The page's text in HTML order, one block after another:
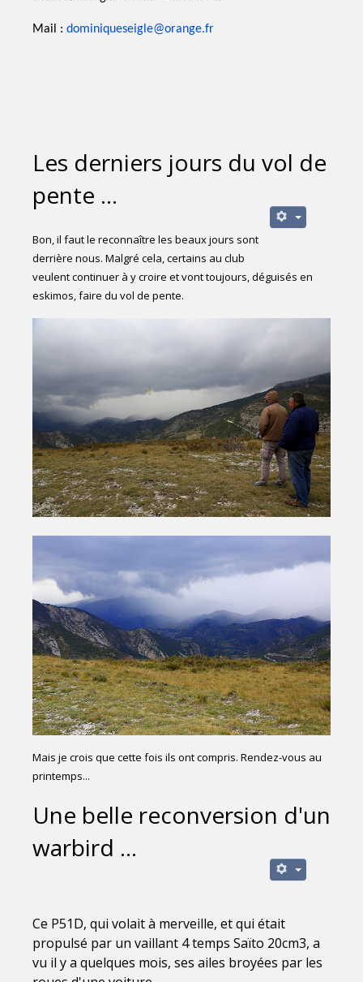
Mail : dominiqueseigle@orange.fr
Les derniers jours du vol de
pente ...
Bon, il faut le reconnaître les beaux jours sont
derrière nous. Malgré cela, certains au club
veulent continuer à y croire et vont toujours, déguisés en
eskimos, faire du vol de pente.
Mais je crois que cette fois ils ont compris. Rendez-vous au
printemps...
Une belle reconversion d'un
warbird ...
Ce P51D, qui volait à merveille, et qui était
propulsé par un vaillant 4 temps Saïto 20cm3, a
vu il y a quelques mois, ses ailes broyées par les